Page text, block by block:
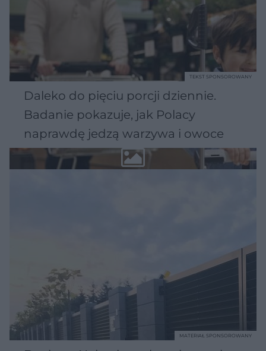
Daleko do pięciu porcji dziennie.
Badanie pokazuje, jak Polacy
naprawdę jedzą warzywa i owoce
TEKST SPONSOROWANY
MATERIAŁ SPONSOROWANY